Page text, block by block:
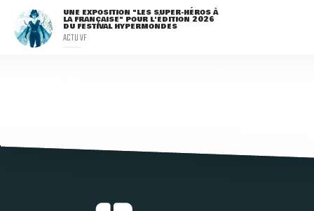
UNE EXPOSITION "LES SUPER-HÉROS À
LA FRANÇAISE" POUR L'ÉDITION 2026
DU FESTIVAL HYPERMONDES
ACTU VF